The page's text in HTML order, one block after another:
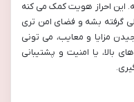
این احراز هویت کمک می کنه
گرفته بشه و فضای امن تری
مزایا و معایب، می تونی
یا امنیت و پشتیبانی